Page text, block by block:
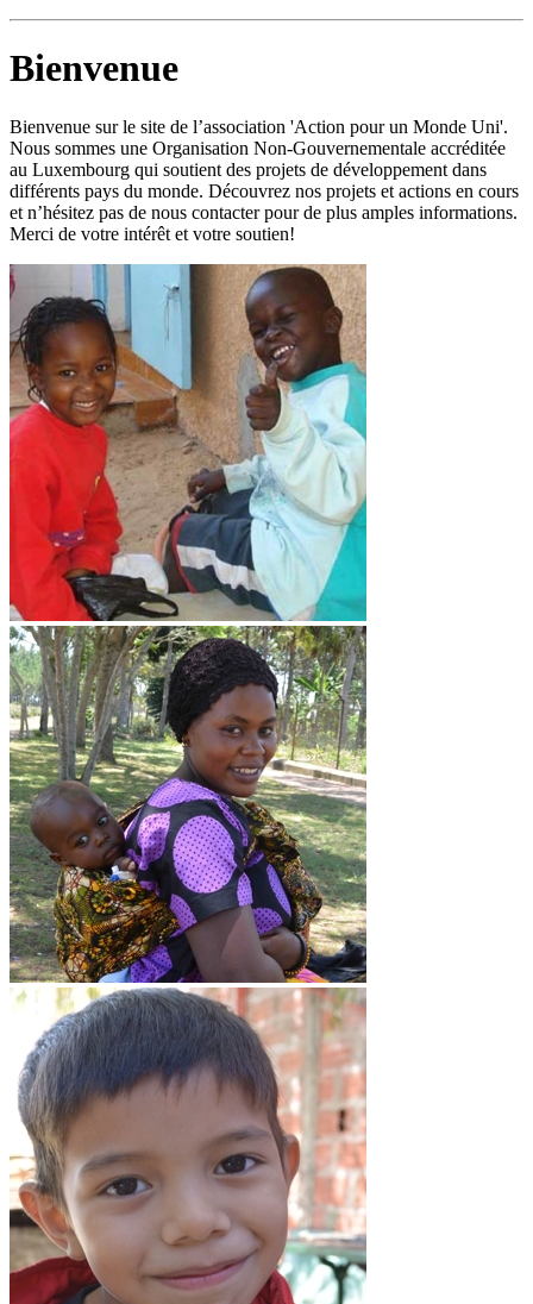
Bienvenue
Bienvenue sur le site de l’association 'Action pour un Monde Uni'.
Nous sommes une Organisation Non-Gouvernementale accréditée
au Luxembourg qui soutient des projets de développement dans
différents pays du monde. Découvrez nos projets et actions en cours
et n’hésitez pas de nous contacter pour de plus amples informations.
Merci de votre intérêt et votre soutien!